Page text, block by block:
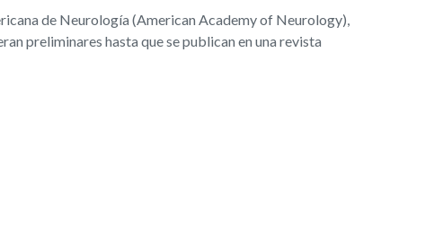
de Neurología (American Academy of Neurology),
preliminares hasta que se publican en una revista